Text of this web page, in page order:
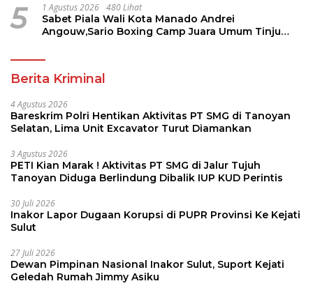
5 1 Agustus 2026 480 Lihat
Sabet Piala Wali Kota Manado Andrei
Angouw,Sario Boxing Camp Juara Umum Tinju
Berita Kriminal
4 Agustus 2026
Bareskrim Polri Hentikan Aktivitas PT SMG di Tanoyan
Selatan, Lima Unit Excavator Turut Diamankan
3 Agustus 2026
PETI Kian Marak ! Aktivitas PT SMG di Jalur Tujuh
Tanoyan Diduga Berlindung Dibalik IUP KUD Perintis
30 Juli 2026
Inakor Lapor Dugaan Korupsi di PUPR Provinsi Ke Kejati
Sulut
27 Juli 2026
Dewan Pimpinan Nasional Inakor Sulut, Suport Kejati
Geledah Rumah Jimmy Asiku